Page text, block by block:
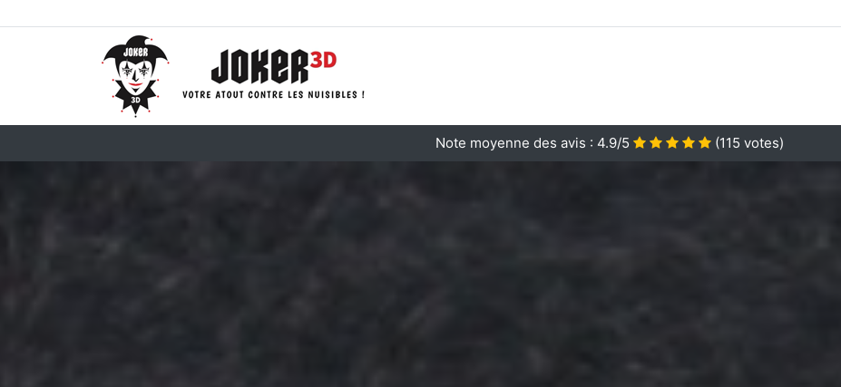
Note moyenne des avis : 4.9/5 (115 votes)